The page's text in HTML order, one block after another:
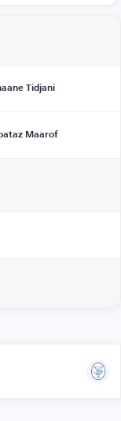
Tidjani
Maarof